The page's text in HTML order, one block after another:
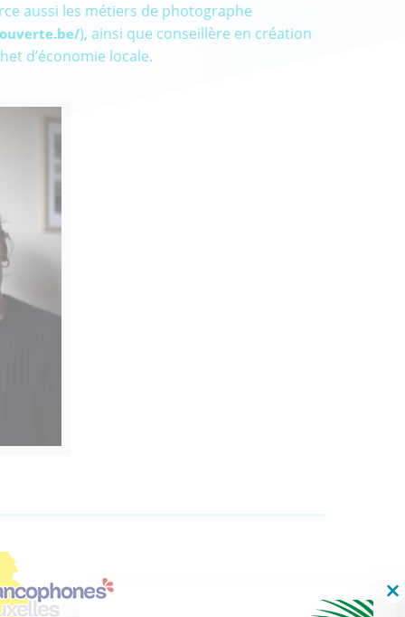
aussi les métiers de photographe
), ainsi que conseillère en création
d’économie locale.